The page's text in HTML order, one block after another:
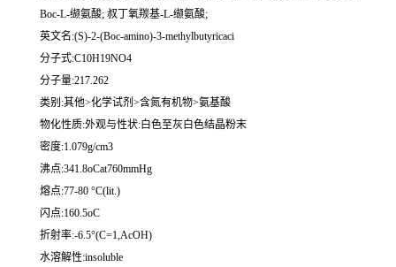
Boc-L-缬氨酸; 叔丁氧羰基-L-缬氨酸;
英文名:(S)-2-(Boc-amino)-3-methylbutyricaci
分子式:C10H19NO4
分子量:217.262
类别:其他>化学试剂>含氮有机物>氨基酸
物化性质:外观与性状:白色至灰白色结晶粉末
密度:1.079g/cm3
沸点:341.8oCat760mmHg
熔点:77-80 °C(lit.)
闪点:160.5oC
折射率:-6.5°(C=1,AcOH)
水溶解性:insoluble